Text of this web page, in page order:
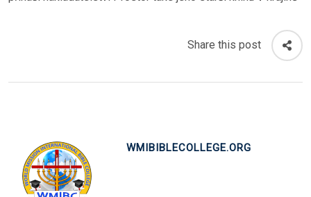
Share this post
WMIBIBLECOLLEGE.ORG